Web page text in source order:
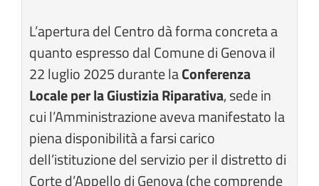
L’apertura del Centro dà forma concreta a
quanto espresso dal Comune di Genova il
22 luglio 2025 durante laConferenza
Locale per la Giustizia Riparativa, sede in
cui l’Amministrazione aveva manifestato la
piena disponibilità a farsi carico
dell’istituzione del servizio per il distretto di
Corte d’Appello di Genova (che comprende